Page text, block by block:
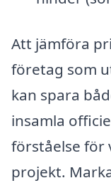
Att jämföra
företag som
kan spara
insamla
förståelse för
projekt.